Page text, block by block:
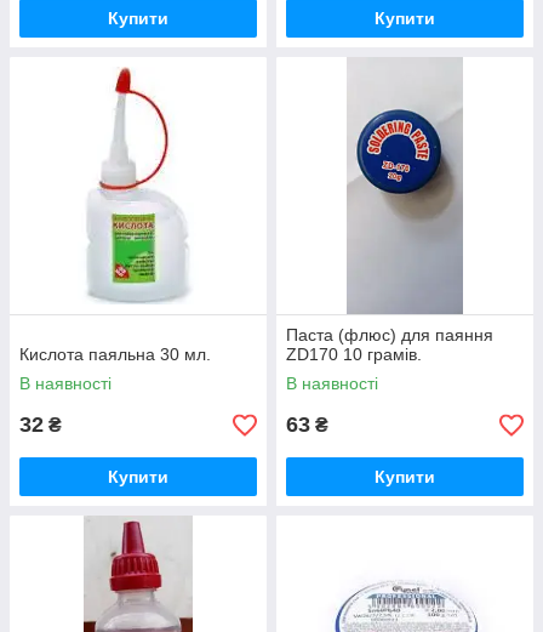
Купити Купити
Кислота паяльна 30 мл.
В наявності
32 ₴
Купити
Паста (флюс) для паяння
ZD170 10 грамів.
В наявності
63 ₴
Купити